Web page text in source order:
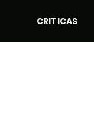
CRITICAS